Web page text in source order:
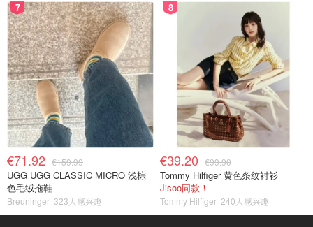
7
€71.92 €159.99
UGG UGG CLASSIC MICRO 浅棕
色毛绒拖鞋
Breuninger 323人感兴趣
8
€39.20 €99.90
Tommy Hilfiger 黄色条纹衬衫
Jisoo同款！
Tommy Hilfiger 240人感兴趣